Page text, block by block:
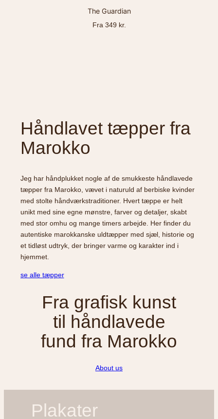
The Guardian
Fra 349 kr.
Håndlavet tæpper fra
Marokko
Jeg har håndplukket nogle af de smukkeste håndlavede
tæpper fra Marokko, vævet i naturuld af berbiske kvinder
med stolte håndværkstraditioner. Hvert tæppe er helt
unikt med sine egne mønstre, farver og detaljer, skabt
med stor omhu og mange timers arbejde. Her finder du
autentiske marokkanske uldtæpper med sjæl, historie og
et tidløst udtryk, der bringer varme og karakter ind i
hjemmet.
se alle tæpper
Fra grafisk kunst
til håndlavede
fund fra Marokko
About us
Plakater